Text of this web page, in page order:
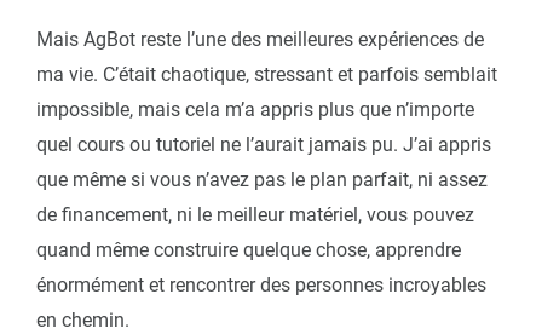
Mais AgBot reste l’une des meilleures expériences de
ma vie. C’était chaotique, stressant et parfois semblait
impossible, mais cela m’a appris plus que n’importe
quel cours ou tutoriel ne l’aurait jamais pu. J’ai appris
que même si vous n’avez pas le plan parfait, ni assez
de financement, ni le meilleur matériel, vous pouvez
quand même construire quelque chose, apprendre
énormément et rencontrer des personnes incroyables
en chemin.